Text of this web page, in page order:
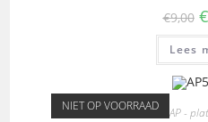
€9,00 €
Lees
NIET OP VOORRAAD AP -